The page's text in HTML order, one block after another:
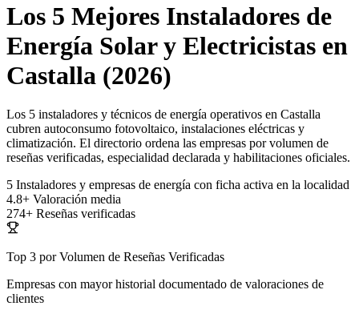
Los 5 Mejores Instaladores de
Energía Solar y Electricistas en
Castalla (2026)
Los 5 instaladores y técnicos de energía operativos en Castalla
cubren autoconsumo fotovoltaico, instalaciones eléctricas y
climatización. El directorio ordena las empresas por volumen de
reseñas verificadas, especialidad declarada y habilitaciones oficiales.
5 Instaladores y empresas de energía con ficha activa en la localidad
4.8+ Valoración media
274+ Reseñas verificadas
Top 3 por Volumen de Reseñas Verificadas
Empresas con mayor historial documentado de valoraciones de
clientes